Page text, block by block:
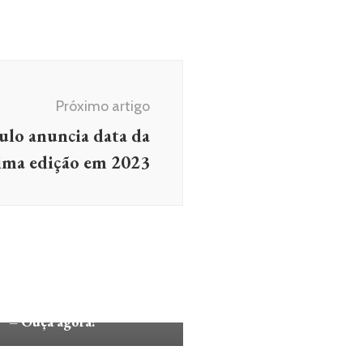
Próximo artigo
anuncia data da
edição em 2023
– Ouça agora!